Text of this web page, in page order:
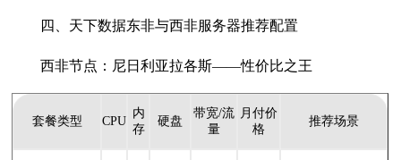
四、天下数据东非与西非服务器推荐配置
西非节点：尼日利亚拉各斯——性价比之王
套餐类型 CPU
内
存
硬盘
带宽/流
量
月付价
格
推荐场景